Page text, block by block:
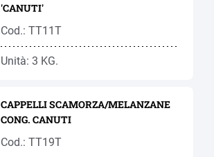
'CANUTI'
Cod.: TT11T
Unità: 3 KG.
CAPPELLI SCAMORZA/MELANZANE
CONG. CANUTI
Cod.: TT19T